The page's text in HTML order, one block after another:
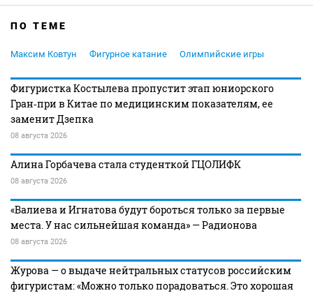
ПО ТЕМЕ
Максим Ковтун Фигурное катание Олимпийские игры
Фигуристка Костылева пропустит этап юниорского
Гран‑при в Китае по медицинским показателям, ее
заменит Дзепка
08 августа 2026
Алина Горбачева стала студенткой ГЦОЛИФК
08 августа 2026
«Валиева и Игнатова будут бороться только за первые
места. У нас сильнейшая команда» — Радионова
08 августа 2026
Журова — о выдаче нейтральных статусов российским
фигуристам: «Можно только порадоваться. Это хорошая